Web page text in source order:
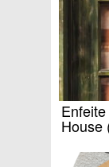
House